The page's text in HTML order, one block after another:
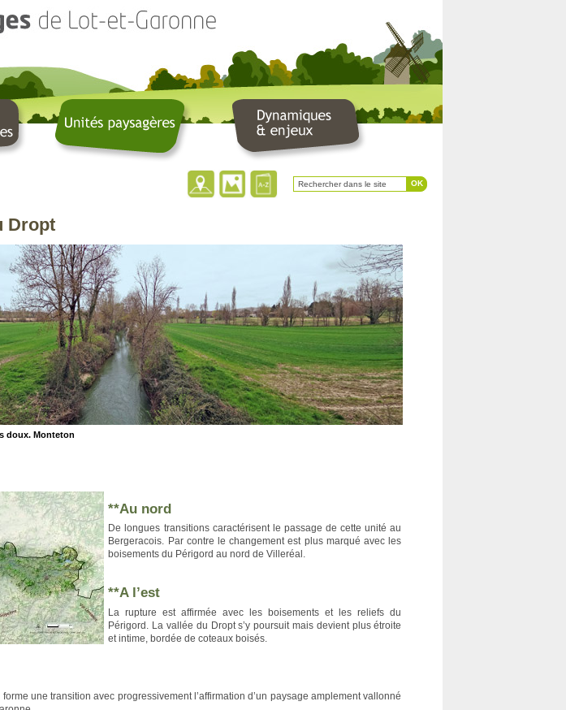
Dropt
doux. Monteton
**Au nord
De longues transitions caractérisent le passage de cette unité au
Bergeracois. Par contre le changement est plus marqué avec les
boisements du Périgord au nord de Villeréal.
**A l’est
La rupture est affirmée avec les boisements et les reliefs du
Périgord. La vallée du Dropt s’y poursuit mais devient plus étroite
et intime, bordée de coteaux boisés.
une transition avec progressivement l’affirmation d’un paysage amplement vallonné